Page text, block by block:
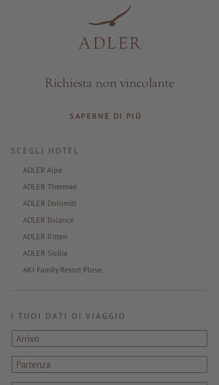
Resorts & Retreats
Richiesta non vincolante
SAPERNE DI PIÙ
SCEGLI HOTEL
ADLER Alpe
ADLER Thermae
ADLER Dolomiti
ADLER Balance
ADLER Ritten
ADLER Sicilia
AKI Family Resort Plose
I TUOI DATI DI VIAGGIO